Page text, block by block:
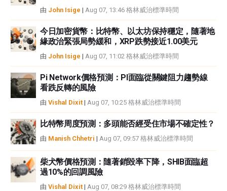
由 John Isige | Aug 07, 13:46 格林威治標準時間
今日加密貨幣：比特幣、以太坊保持穩定，隨著地
緣政治緊張局勢緩和，XRP跌勢接近1.00美元
由 John Isige | Aug 07, 11:02 格林威治標準時間
Pi Network價格預測：PI面臨從關鍵阻力趨勢線
看跌反轉的風險
由 Vishal Dixit | Aug 07, 10:25 格林威治標準時間
比特幣周度預測：多頭能否經受住市場不確定性？
由 Manish Chhetri | Aug 07, 09:57 格林威治標準時間
柴犬幣價格預測：隨著銷毀率下降，SHIB面臨超
過10%的回調風險
由 Vishal Dixit | Aug 07, 08:29 格林威治標準時間